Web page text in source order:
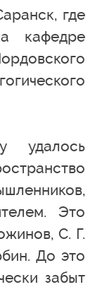
где
кафедре
удалось
Это
С. Г.
До это
забыт